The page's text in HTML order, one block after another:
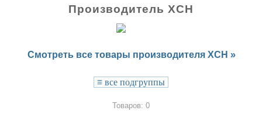
Производитель ХCH
Смотреть все товары производителя ХCH »
≡ все подгруппы
Товаров: 0